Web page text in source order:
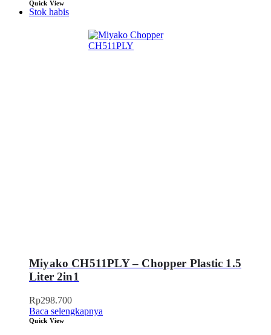
Quick View
Stok habis
Miyako CH511PLY – Chopper Plastic 1.5
Liter 2in1
Rp298.700
Baca selengkapnya
Quick View